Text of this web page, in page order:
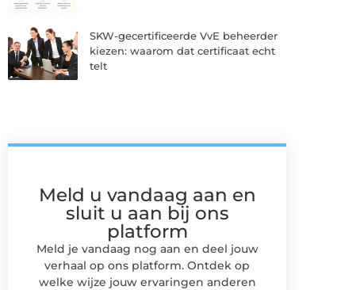
SKW-gecertificeerde VvE beheerder
kiezen: waarom dat certificaat echt
telt
Meld u vandaag aan en
sluit u aan bij ons
platform
Meld je vandaag nog aan en deel jouw
verhaal op ons platform. Ontdek op
welke wijze jouw ervaringen anderen